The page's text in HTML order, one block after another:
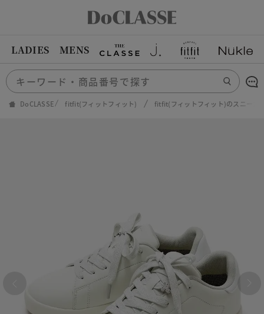
LADIES MENS
DoCLASSE fitfit(フィットフィット) fitfit(フィットフィット)のスニーカ